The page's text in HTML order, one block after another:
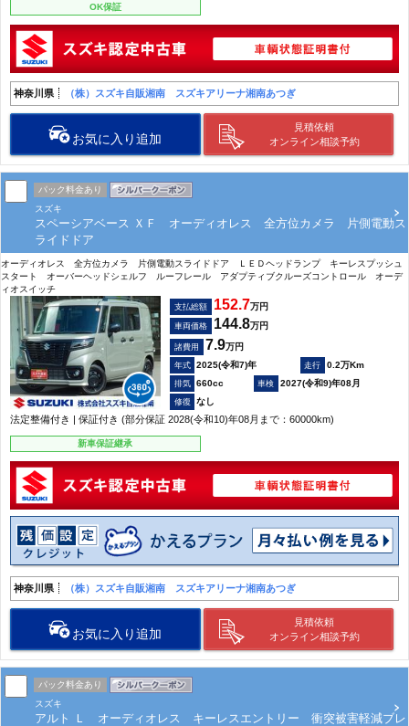
OK保証
神奈川県 （株）スズキ自販湘南 スズキアリーナ湘南あつぎ
お気に入り追加
見積依頼
オンライン相談予約
パック料金あり
スズキ
スペーシアベース ＸＦ オーディオレス 全方位カメラ 片側電動ス
ライドドア
オーディオレス 全方位カメラ 片側電動スライドドア ＬＥＤヘッドランプ キーレスプッシュ
スタート オーバーヘッドシェルフ ルーフレール アダプティブクルーズコントロール オーデ
ィオスイッチ
支払総額 152.7万円
車両価格 144.8万円
諸費用 7.9万円
2025(令和7)年
0.2万Km
660cc
2027(令和9)年08月
なし
法定整備付き | 保証付き (部分保証 2028(令和10)年08月まで：60000km)
新車保証継承
神奈川県 （株）スズキ自販湘南 スズキアリーナ湘南あつぎ
お気に入り追加
見積依頼
オンライン相談予約
パック料金あり
スズキ
アルト Ｌ オーディオレス キーレスエントリー 衝突被害軽減ブレ